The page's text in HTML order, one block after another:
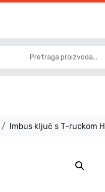
Imbus ključ s T-ruckom